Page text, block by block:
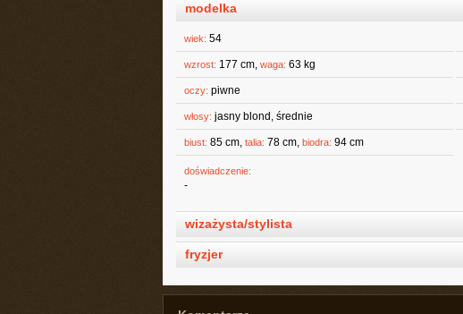
modelka
wiek: 54
wzrost: 177 cm, waga: 63 kg
oczy: piwne
włosy: jasny blond, średnie
biust: 85 cm, talia: 78 cm, biodra: 94 cm
doświadczenie:
-
wizażysta/stylista
fryzjer